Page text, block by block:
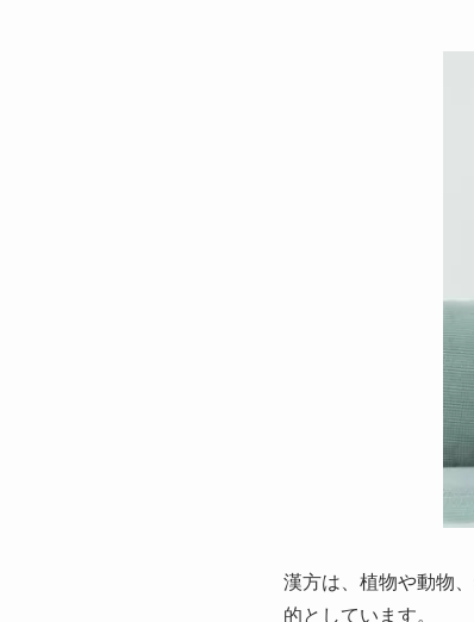
漢方は、植物や動物
的としています。